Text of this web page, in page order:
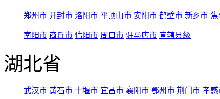
郑州市 开封市 洛阳市 平顶山市 安阳市 鹤壁市 新乡市 焦
南阳市 商丘市 信阳市 周口市 驻马店市 直辖县级
湖北省
武汉市 黄石市 十堰市 宜昌市 襄阳市 鄂州市 荆门市 孝感